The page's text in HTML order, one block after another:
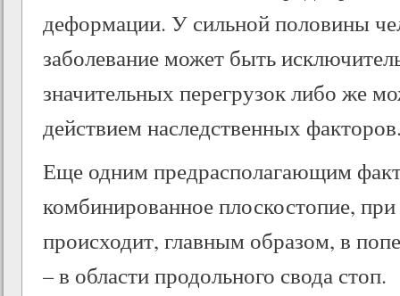
деформации. У сильной половины
заболевание может быть
значительных перегрузок либо же
действием наследственных
Еще одним предрасполагающим
комбинированное плоскостопие,
происходит, главным образом, в
– в области продольного свода стоп.